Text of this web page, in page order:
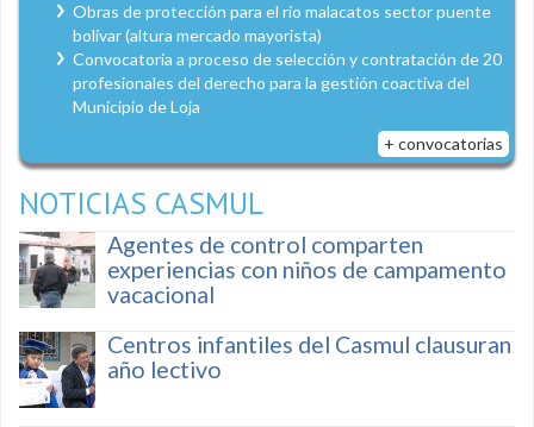
Obras de protección para el río malacatos sector puente
bolívar (altura mercado mayorista)
Convocatoria a proceso de selección y contratación de 20
profesionales del derecho para la gestión coactiva del
Municipio de Loja
+ convocatorias
NOTICIAS CASMUL
Agentes de control comparten
experiencias con niños de campamento
vacacional
Centros infantiles del Casmul clausuran
año lectivo